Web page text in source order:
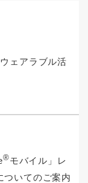
ェアラブル活
®モバイル」レ
ついてのご案内